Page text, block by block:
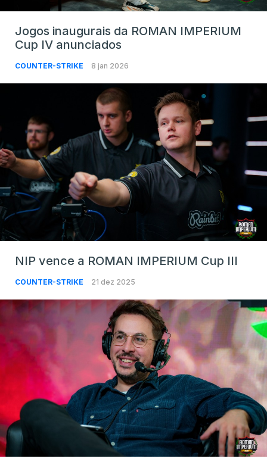
Jogos inaugurais da ROMAN IMPERIUM
Cup IV anunciados
COUNTER-STRIKE 8 jan 2026
NIP vence a ROMAN IMPERIUM Cup III
COUNTER-STRIKE 21 dez 2025